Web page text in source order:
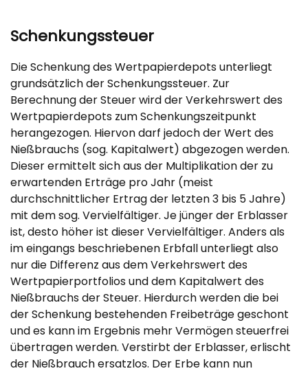
Schenkungssteuer
Die Schenkung des Wertpapierdepots unterliegt
grundsätzlich der Schenkungssteuer. Zur
Berechnung der Steuer wird der Verkehrswert des
Wertpapierdepots zum Schenkungszeitpunkt
herangezogen. Hiervon darf jedoch der Wert des
Nießbrauchs (sog. Kapitalwert) abgezogen werden.
Dieser ermittelt sich aus der Multiplikation der zu
erwartenden Erträge pro Jahr (meist
durchschnittlicher Ertrag der letzten 3 bis 5 Jahre)
mit dem sog. Vervielfältiger. Je jünger der Erblasser
ist, desto höher ist dieser Vervielfältiger. Anders als
im eingangs beschriebenen Erbfall unterliegt also
nur die Differenz aus dem Verkehrswert des
Wertpapierportfolios und dem Kapitalwert des
Nießbrauchs der Steuer. Hierdurch werden die bei
der Schenkung bestehenden Freibeträge geschont
und es kann im Ergebnis mehr Vermögen steuerfrei
übertragen werden. Verstirbt der Erblasser, erlischt
der Nießbrauch ersatzlos. Der Erbe kann nun